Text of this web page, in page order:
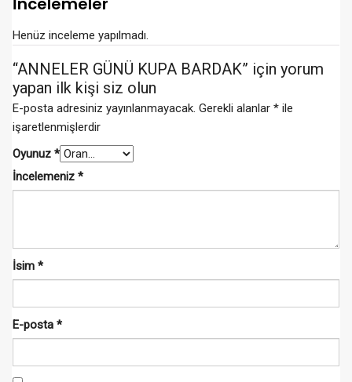
Henüz inceleme yapılmadı.
“ANNELER GÜNÜ KUPA BARDAK” için yorum
yapan ilk kişi siz olun
E-posta adresiniz yayınlanmayacak. Gerekli alanlar * ile
işaretlenmişlerdir
Oyunuz *
İncelemeniz *
İsim *
E-posta *